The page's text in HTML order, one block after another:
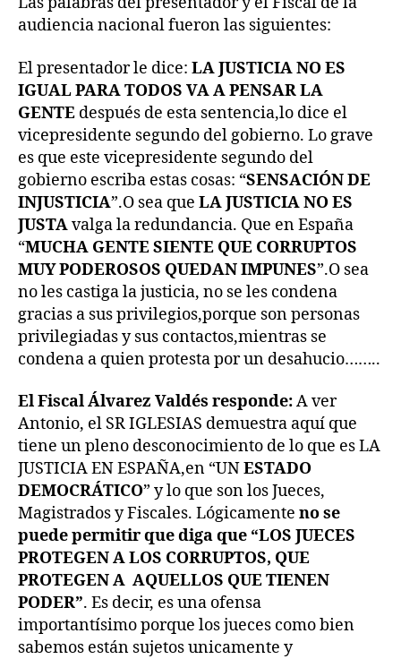
audiencia nacional fueron las siguientes:
El presentador le dice: LA JUSTICIA NO ES
IGUAL PARA TODOS VA A PENSAR LA
GENTE después de esta sentencia,lo dice el
vicepresidente segundo del gobierno. Lo grave
es que este vicepresidente segundo del
gobierno escriba estas cosas: “SENSACIÓN DE
INJUSTICIA”.O sea que LA JUSTICIA NO ES
JUSTAvalga la redundancia. Que en España
“MUCHA GENTE SIENTE QUE CORRUPTOS
MUY PODEROSOS QUEDAN IMPUNES”.O sea
no les castiga la justicia, no se les condena
gracias a sus privilegios,porque son personas
privilegiadas y sus contactos,mientras se
condena a quien protesta por un desahucio……..
El Fiscal Álvarez Valdés responde:A ver
Antonio, el SR IGLESIAS demuestra aquí que
tiene un pleno desconocimiento de lo que es LA
JUSTICIA EN ESPAÑA,en “UNESTADO
DEMOCRÁTICO” y lo que son los Jueces,
Magistrados y Fiscales. Lógicamente no se
puede permitir que diga que “LOS JUECES
PROTEGEN A LOS CORRUPTOS, QUE
PROTEGEN A AQUELLOS QUE TIENEN
PODER”. Es decir, es una ofensa
importantísimo porque los jueces como bien
sabemos están sujetos unicamente y